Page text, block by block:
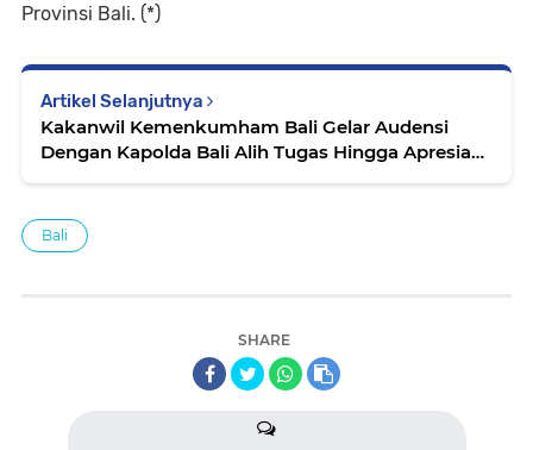
Provinsi Bali. (*)
Artikel Selanjutnya
Kakanwil Kemenkumham Bali Gelar Audensi
Dengan Kapolda Bali Alih Tugas Hingga Apresiasi
Bali
SHARE